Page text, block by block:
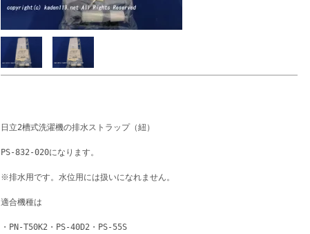
日立2槽式洗濯機の排水ストラップ（紐）
PS-832-020になります。
※排水用です。水位用には扱いになれません。
適合機種は
・PN-T50K2・PS-40D2・PS-55S